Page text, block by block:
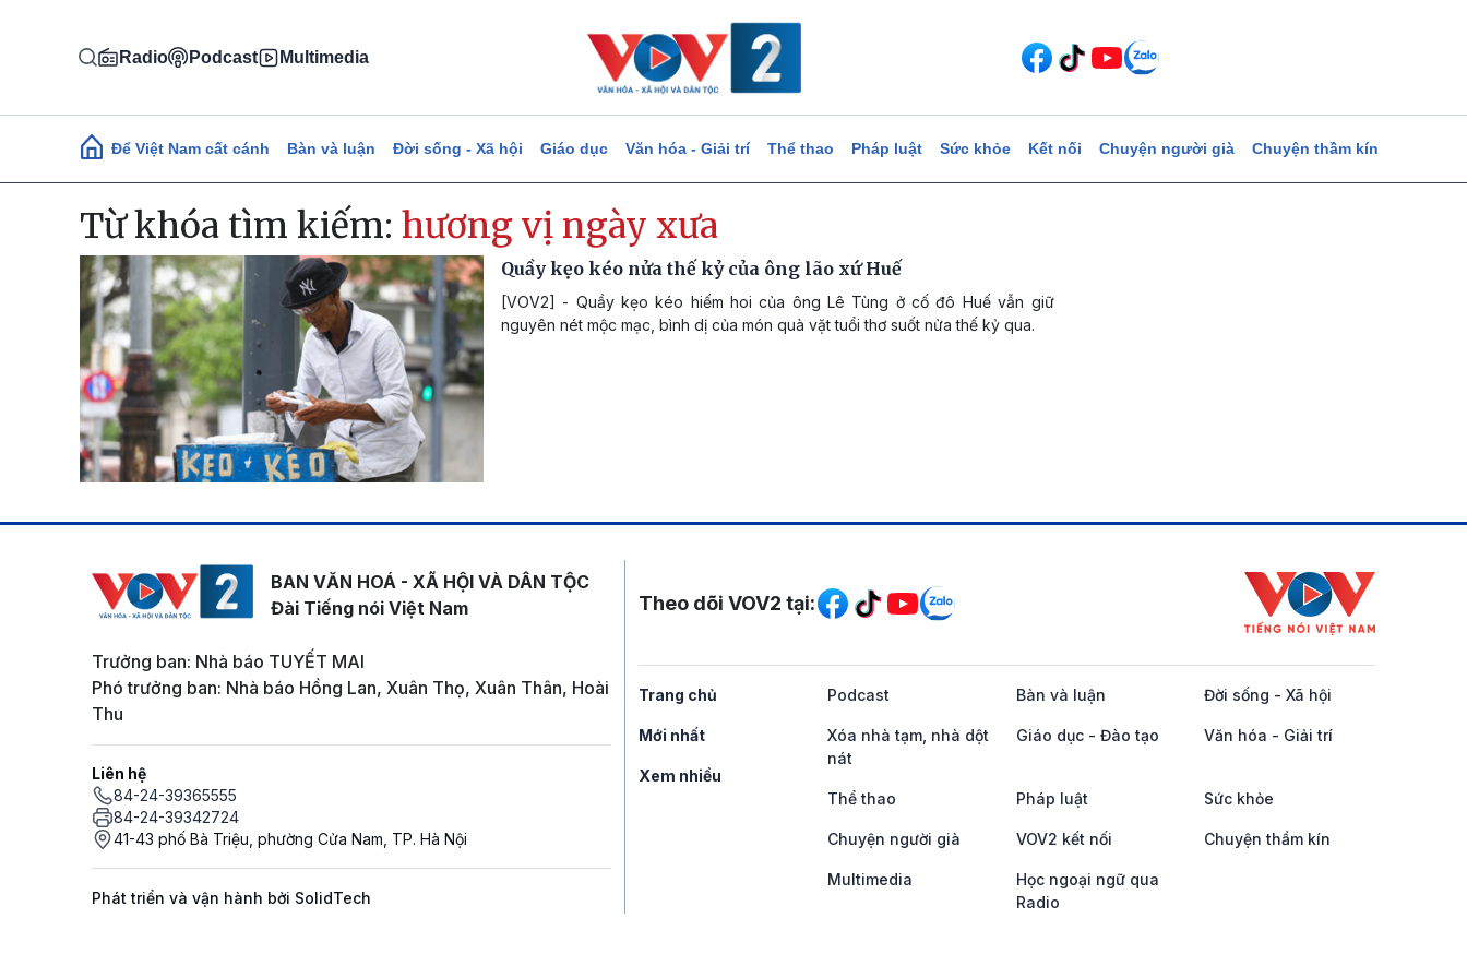
Radio Podcast Multimedia
Main navigation
Để Việt Nam cất cánh Bàn và luận Đời sống - Xã hội Giáo dục Văn hóa - Giải trí Thể thao Pháp luật Sức khỏe Kết nối Chuyện người già Chuyện thầm kín
Từ khóa tìm kiếm: hương vị ngày xưa
Quầy kẹo kéo nửa thế kỷ của ông lão xứ Huế
[VOV2] - Quầy kẹo kéo hiếm hoi của ông Lê Tùng ở cố đô Huế vẫn giữ
nguyên nét mộc mạc, bình dị của món quà vặt tuổi thơ suốt nửa thế kỷ qua.
BAN VĂN HOÁ - XÃ HỘI VÀ DÂN TỘC
Đài Tiếng nói Việt Nam
Trưởng ban: Nhà báo TUYẾT MAI
Phó trưởng ban: Nhà báo Hồng Lan, Xuân Thọ, Xuân Thân, Hoài
Thu
Liên hệ
84-24-39365555
84-24-39342724
41-43 phố Bà Triệu, phường Cửa Nam, TP. Hà Nội
Phát triển và vận hành bởi SolidTech
Mạng xã hội
Theo dõi VOV2 tại:
Trang chủ
Mới nhất
Xem nhiều
Podcast Bàn và luận Đời sống - Xã hội
Xóa nhà tạm, nhà dột
nát
Giáo dục - Đào tạo Văn hóa - Giải trí
Thể thao Pháp luật Sức khỏe
Chuyện người già VOV2 kết nối Chuyện thầm kín
Multimedia
Học ngoại ngữ qua
Radio